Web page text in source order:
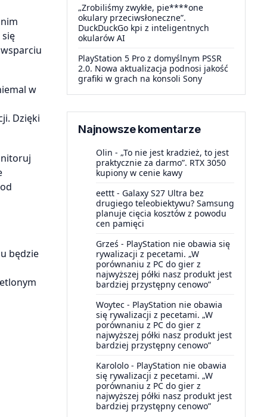
w
Dzięki
będzie
„Zrobiliśmy zwykłe, pie****one
okulary przeciwsłoneczne”.
DuckDuckGo kpi z inteligentnych
okularów AI
PlayStation 5 Pro z domyślnym PSSR
2.0. Nowa aktualizacja podnosi jakość
grafiki w grach na konsoli Sony
Najnowsze komentarze
Olin - „To nie jest kradzież, to jest
praktycznie za darmo”. RTX 3050
kupiony w cenie kawy
eettt - Galaxy S27 Ultra bez
drugiego teleobiektywu? Samsung
planuje cięcia kosztów z powodu
cen pamięci
Grześ - PlayStation nie obawia się
rywalizacji z pecetami. „W
porównaniu z PC do gier z
najwyższej półki nasz produkt jest
bardziej przystępny cenowo”
Woytec - PlayStation nie obawia
się rywalizacji z pecetami. „W
porównaniu z PC do gier z
najwyższej półki nasz produkt jest
bardziej przystępny cenowo”
Karololo - PlayStation nie obawia
się rywalizacji z pecetami. „W
porównaniu z PC do gier z
najwyższej półki nasz produkt jest
bardziej przystępny cenowo”